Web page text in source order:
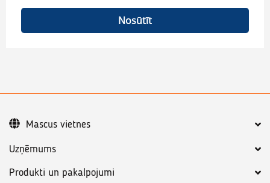
Nosūtīt
Uzņēmums
Produkti un pakalpojumi
Mascus vietnes